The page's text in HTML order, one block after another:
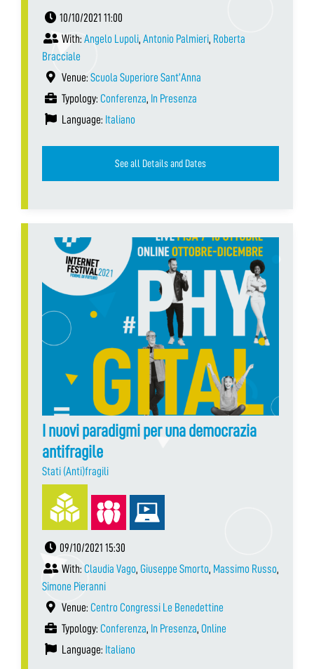
10/10/2021 11:00
With: Angelo Lupoli, Antonio Palmieri, Roberta
Bracciale
Venue: Scuola Superiore Sant’Anna
Typology: Conferenza, In Presenza
Language: Italiano
See all Details and Dates
I nuovi paradigmi per una democrazia
antifragile
Stati (Anti)fragili
09/10/2021 15:30
With: Claudia Vago, Giuseppe Smorto, Massimo Russo,
Simone Pieranni
Venue: Centro Congressi Le Benedettine
Typology: Conferenza, In Presenza, Online
Language: Italiano